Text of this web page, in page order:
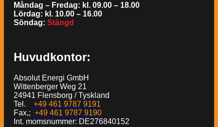
Måndag – Fredag: kl. 09.00 – 18.00
Lördag: kl. 10.00 – 16.00
Söndag: Stängd
Huvudkontor:
Absolut Energi GmbH
Wittenberger Weg 21
24941 Flensborg / Tyskland
Tel.
+49 461 9787 9191
Fax,; +49 461 9787 9190
Int. momsnummer: DE276840152